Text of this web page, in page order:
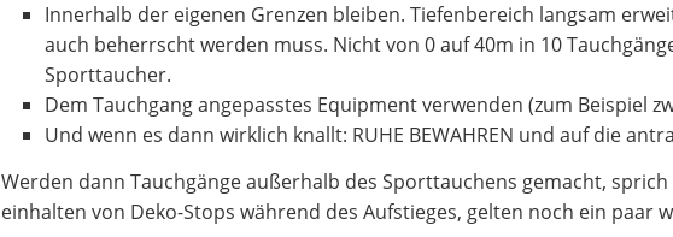
Innerhalb der eigenen Grenzen bleiben. Tiefenbereich langsam
auch beherrscht werden muss. Nicht von 0 auf 40m in 10
Sporttaucher.
Dem Tauchgang angepasstes Equipment verwenden (zum Beispiel
Und wenn es dann wirklich knallt: RUHE BEWAHREN und auf die
Werden dann Tauchgänge außerhalb des Sporttauchens gemacht,
einhalten von Deko-Stops während des Aufstieges, gelten noch ein paar